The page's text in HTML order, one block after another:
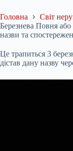
Головна
Світ
Березнева Повня
назви та
Це трапиться 3
дістав дану назву